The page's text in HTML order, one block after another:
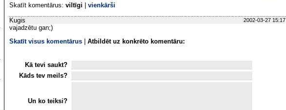
Skatīt komentārus: viltīgi vienkārši
Kugis 2002-03-27 15:17
vajadzētu gan;)
Skatīt visus komentārus
Atbildēt uz konkrēto komentāru:
Kā tevi saukt?
Kāds tev meils?
Un ko teiksi?